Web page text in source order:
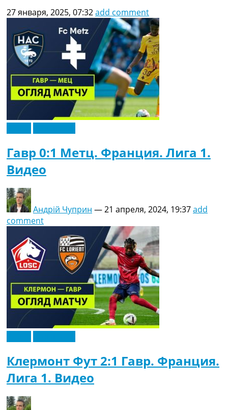
27 января, 2025, 07:32add comment
Гавр 0:1 Метц. Франция. Лига 1.
Видео
Андрій Чуприн —21 апреля, 2024, 19:37add
comment
Клермонт Фут 2:1 Гавр. Франция.
Лига 1. Видео